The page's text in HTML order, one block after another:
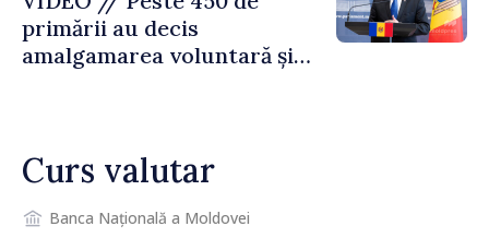
primării au decis
amalgamarea voluntară și
depășim blocajele și să dăm o
șansă localităților să se
dezvolte”
Curs valutar
Banca Națională a Moldovei